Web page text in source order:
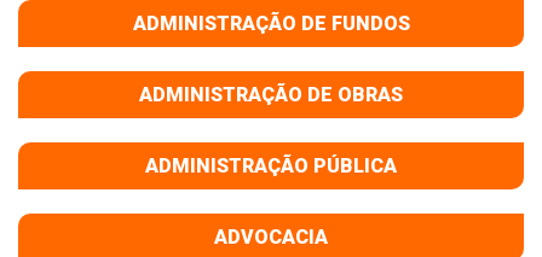
ADMINISTRAÇÃO DE FUNDOS
ADMINISTRAÇÃO DE OBRAS
ADMINISTRAÇÃO PÚBLICA
ADVOCACIA